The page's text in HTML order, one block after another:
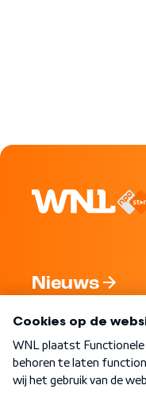
Nieuws
Nieuwsbrief
Word Lid